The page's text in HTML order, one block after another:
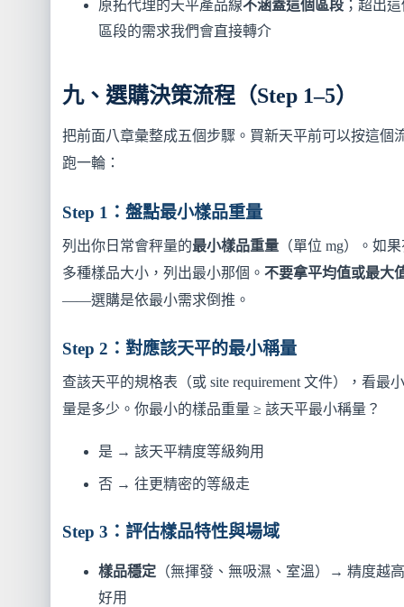
原拓代理的天平產品線不涵蓋這個區段；超出這
區段的需求我們會直接轉介
九、選購決策流程（Step 1–5）
把前面八章彙整成五個步驟。買新天平前可以按這個
跑一輪：
Step 1：盤點最小樣品重量
列出你日常會秤量的最小樣品重量（單位 mg）。如
多種樣品大小，列出最小那個。 不要拿平均值或最大
——選購是依最小需求倒推。
Step 2：對應該天平的最小稱量
查該天平的規格表（或 site requirement 文件），看最
量是多少。你最小的樣品重量 ≥ 該天平最小稱量？
是 → 該天平精度等級夠用
否 → 往更精密的等級走
Step 3：評估樣品特性與場域
樣品穩定（無揮發、無吸濕、室溫）→ 精度越
好用